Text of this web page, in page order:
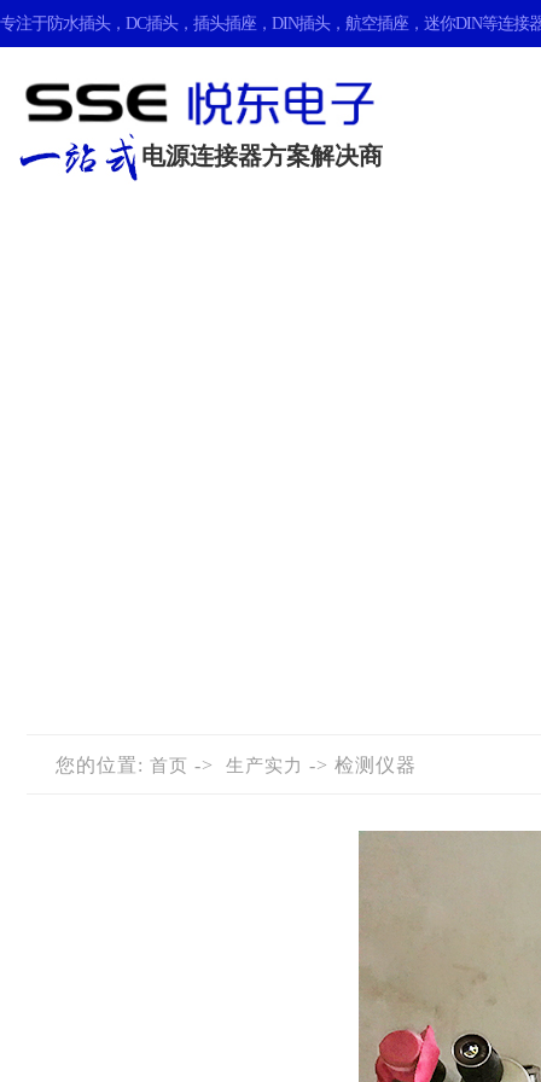
专注于防水插头， DC插头， 插头插座 ， DIN插头， 航空插座 ， 迷你DIN等连接
电源连接器方案解决商
您的位置: 首页 -> 生产实力 -> 检测仪器